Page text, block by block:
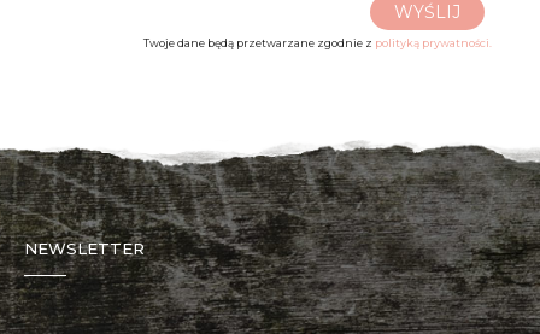
WYŚLIJ
Twoje dane będą przetwarzane zgodnie z polityką prywatności.
NEWSLETTER